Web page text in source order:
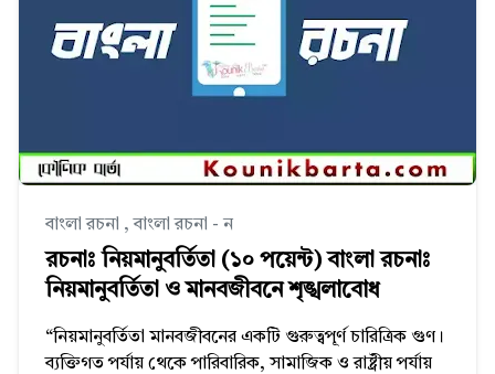
বাংলা রচনা ,বাংলা রচনা - ন
রচনাঃ নিয়মানুবর্তিতা (১০ পয়েন্ট) বাংলা রচনাঃ
নিয়মানুবর্তিতা ও মানবজীবনে শৃঙ্খলাবোধ
“নিয়মানুবর্তিতা মানবজীবনের একটি গুরুত্বপূর্ণ চারিত্রিক গুণ।
ব্যক্তিগত পর্যায় থেকে পারিবারিক, সামাজিক ও রাষ্ট্রীয় পর্যায়